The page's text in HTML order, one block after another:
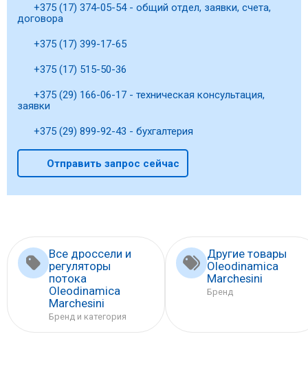
+375 (17) 374-05-54 - общий отдел, заявки, счета,
договора
+375 (17) 399-17-65
+375 (17) 515-50-36
+375 (29) 166-06-17 - техническая консультация,
заявки
+375 (29) 899-92-43 - бухгалтерия
Отправить запрос сейчас
Все дроссели и
регуляторы
потока
Oleodinamica
Marchesini
Бренд и категория
Другие товары
Oleodinamica
Marchesini
Бренд